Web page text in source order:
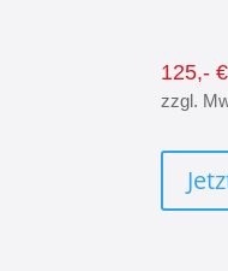
125,-
zzgl.